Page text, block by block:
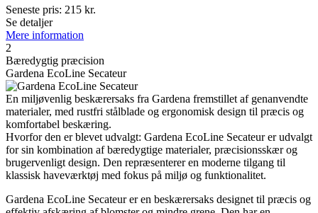
Seneste pris: 215 kr.
Se detaljer
Mere information
2
Bæredygtig præcision
Gardena EcoLine Secateur
En miljøvenlig beskærersaks fra Gardena fremstillet af genanvendte
materialer, med rustfri stålblade og ergonomisk design til præcis og
komfortabel beskæring.
Hvorfor den er blevet udvalgt: Gardena EcoLine Secateur er udvalgt
for sin kombination af bæredygtige materialer, præcisionsskær og
brugervenligt design. Den repræsenterer en moderne tilgang til
klassisk haveværktøj med fokus på miljø og funktionalitet.
Gardena EcoLine Secateur er en beskærersaks designet til præcis og